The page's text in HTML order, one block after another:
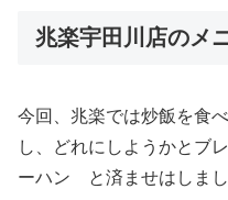
兆楽宇田川店のメ
今回、兆楽では炒飯を食
し、どれにしようかとブ
ーハン と済ませはしまし